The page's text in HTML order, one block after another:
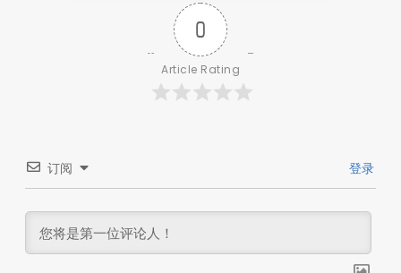
0
Article Rating
订阅 登录